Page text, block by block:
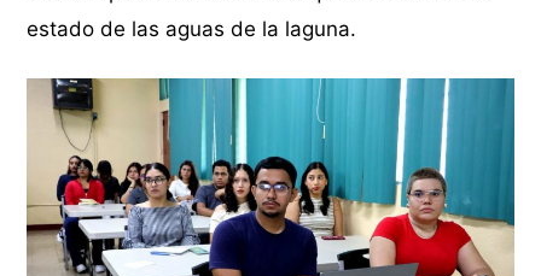
estado de las aguas de la laguna.